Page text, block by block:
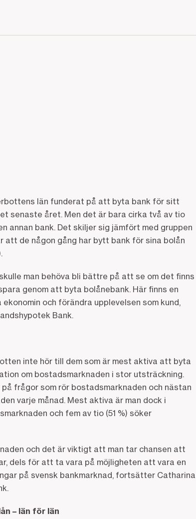
län funderat på att byta bank för sitt
senaste året. Men det är bara cirka två av tio
annan bank. Det skiljer sig jämfört med gruppen
att de någon gång har bytt bank för sina bolån
man behöva bli bättre på att se om det finns
genom att byta bolånebank. Här finns en
och förändra upplevelsen som kund,
Bank.
inte hör till dem som är mest aktiva att byta
om bostadsmarknaden i stor utsträckning.
frågor som rör bostadsmarknaden och nästan
varje månad. Mest aktiva är man dock i
och fem av tio (51 %) söker
och det är viktigt att man tar chansen att
dels för att ta vara på möjligheten att vara en
på svensk bankmarknad, fortsätter Catharina
– län för län